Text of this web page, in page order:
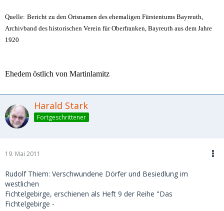
Quelle: Bericht zu den Ortsnamen des ehemaligen Fürstentums Bayreuth,
Archivband des historischen Verein für Oberfranken, Bayreuth aus dem Jahre
1920
Ehedem östlich von Martinlamitz
Harald Stark
Fortgeschrittener
19. Mai 2011
Rudolf Thiem: Verschwundene Dörfer und Besiedlung im
westlichen
Fichtelgebirge, erschienen als Heft 9 der Reihe "Das
Fichtelgebirge -